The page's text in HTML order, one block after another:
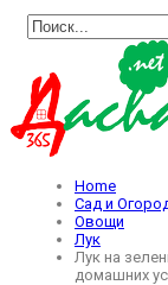
Home
Сад и
Овощи
Лук
Лук на
домашних